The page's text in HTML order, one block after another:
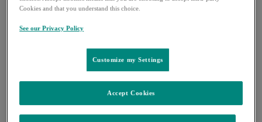
ザバクサ®
ジャヌビア®
ゾリンザ®
ノクサフィル®
戻る ハ・マ・ラ行
Cookies and that you understand this choice.
See our Privacy Policy
Customize my Settings
Accept Cookies